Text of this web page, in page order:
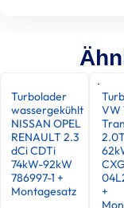
Turbolader
wassergekühlt
NISSAN OPEL
RENAULT 2.3
dCi CDTi
74kW-92kW
786997-1 +
Montagesatz
VW
+